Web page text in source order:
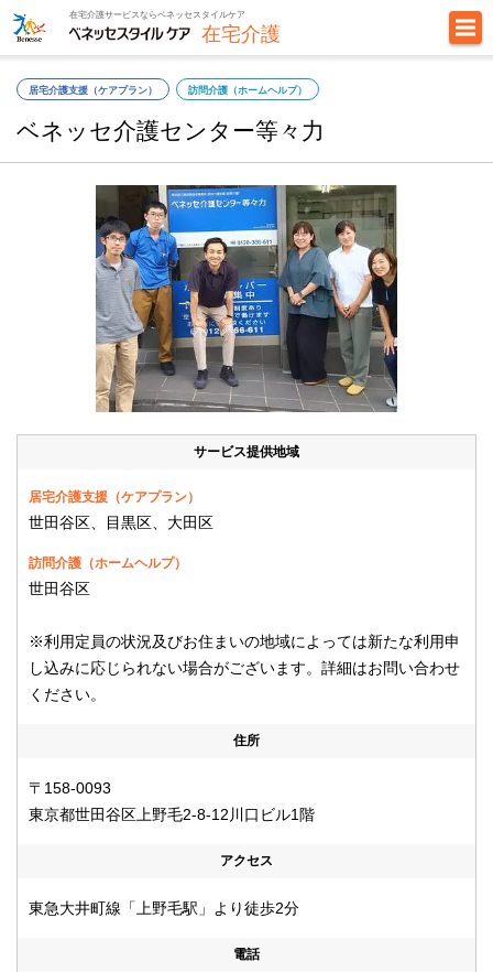
在宅介護サービスならベネッセスタイルケア
在宅介護
居宅介護支援（ケアプラン） 訪問介護（ホームヘルプ）
ベネッセ介護センター等々力
サービス提供地域
居宅介護支援（ケアプラン）
世田谷区、目黒区、大田区
訪問介護（ホームヘルプ）
世田谷区
※利用定員の状況及びお住まいの地域によっては新たな利用申
し込みに応じられない場合がございます。詳細はお問い合わせ
ください。
住所
〒158-0093
東京都世田谷区上野毛2-8-12川口ビル1階
アクセス
東急大井町線「上野毛駅」より徒歩2分
電話